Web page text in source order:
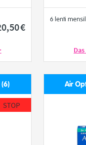
,50€
6 lenti
STOP
Air